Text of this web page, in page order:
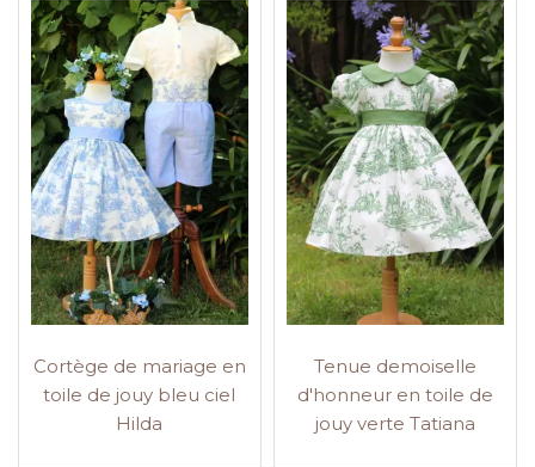
Cortège de mariage en
toile de jouy bleu ciel
Hilda
Tenue demoiselle
d'honneur en toile de
jouy verte Tatiana